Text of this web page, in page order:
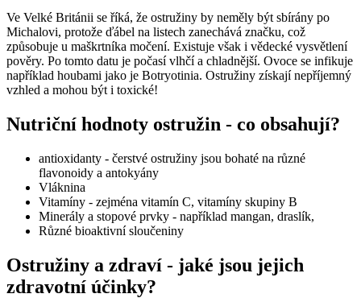
Ve Velké Británii se říká, že ostružiny by neměly být sbírány po
Michalovi, protože ďábel na listech zanechává značku, což
způsobuje u maškrtníka močení. Existuje však i vědecké vysvětlení
pověry. Po tomto datu je počasí vlhčí a chladnější. Ovoce se infikuje
například houbami jako je Botryotinia. Ostružiny získají nepříjemný
vzhled a mohou být i toxické!
Nutriční hodnoty ostružin - co obsahují?
antioxidanty - čerstvé ostružiny jsou bohaté na různé
flavonoidy a antokyány
Vláknina
Vitamíny - zejména vitamín C, vitamíny skupiny B
Minerály a stopové prvky - například mangan, draslík,
Různé bioaktivní sloučeniny
Ostružiny a zdraví - jaké jsou jejich
zdravotní účinky?